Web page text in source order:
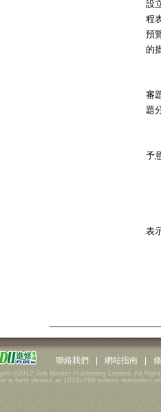
設
程
預
的
審
題
予
表
聯絡我們 網站指南
©2012 Job Market Publishing Limited. All
is best viewed at 1024x768 screen resolution